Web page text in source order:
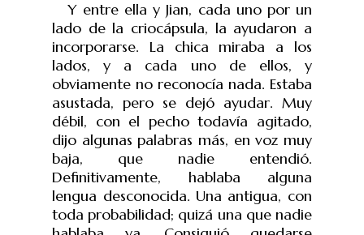
Y entre ella y Jian, cada uno por un
lado de la criocápsula, la ayudaron a
incorporarse. La chica miraba a los
lados, y a cada uno de ellos, y
obviamente no reconocía nada. Estaba
asustada, pero se dejó ayudar. Muy
débil, con el pecho todavía agitado,
dijo algunas palabras más, en voz muy
baja, que nadie entendió.
Definitivamente, hablaba alguna
lengua desconocida. Una antigua, con
toda probabilidad; quizá una que nadie